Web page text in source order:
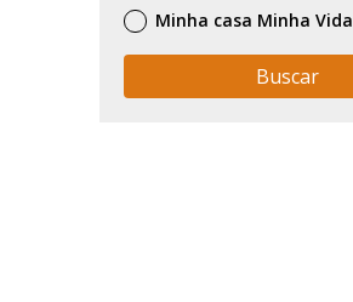
Minha casa Minha Vida
Buscar